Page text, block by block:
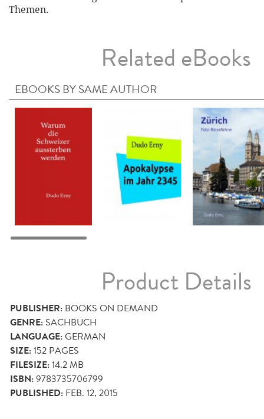
Themen.
Related eBooks
EBOOKS BY SAME AUTHOR
Product Details
PUBLISHER: BOOKS ON DEMAND
GENRE: SACHBUCH
LANGUAGE:GERMAN
SIZE:152 PAGES
FILESIZE:14.2 MB
ISBN:9783735706799
PUBLISHED: FEB. 12, 2015